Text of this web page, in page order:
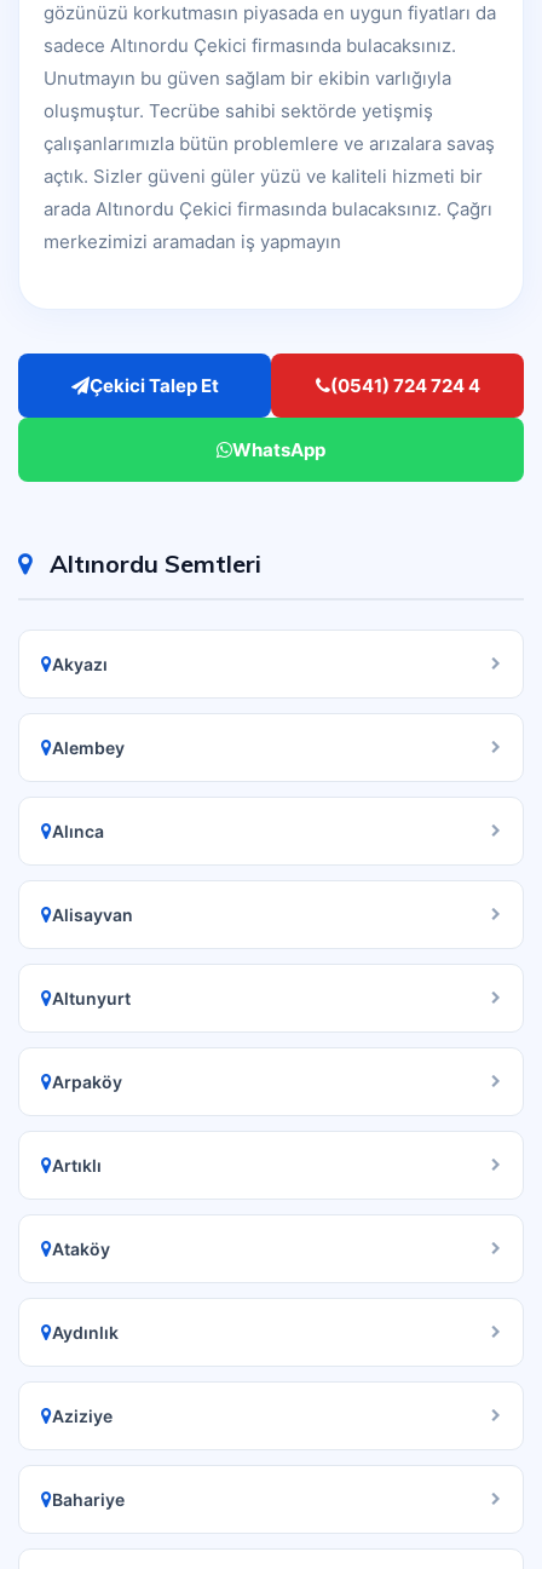
gözünüzü korkutmasın piyasada en uygun fiyatları da
sadece Altınordu Çekici firmasında bulacaksınız.
Unutmayın bu güven sağlam bir ekibin varlığıyla
oluşmuştur. Tecrübe sahibi sektörde yetişmiş
çalışanlarımızla bütün problemlere ve arızalara savaş
açtık. Sizler güveni güler yüzü ve kaliteli hizmeti bir
arada Altınordu Çekici firmasında bulacaksınız. Çağrı
merkezimizi aramadan iş yapmayın
Çekici Talep Et (0541) 724 724 4
WhatsApp
Altınordu Semtleri
Akyazı
Alembey
Alınca
Alisayvan
Altunyurt
Arpaköy
Artıklı
Ataköy
Aydınlık
Aziziye
Bahariye